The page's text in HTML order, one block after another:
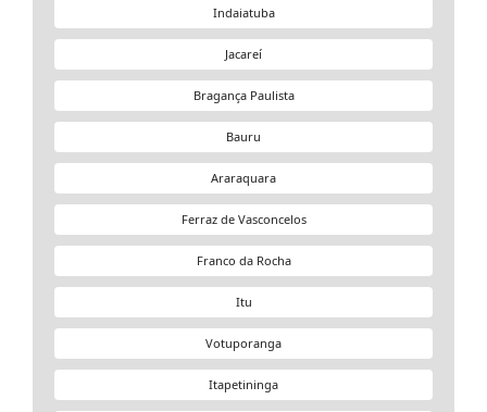
Indaiatuba
Jacareí
Bragança Paulista
Bauru
Araraquara
Ferraz de Vasconcelos
Franco da Rocha
Itu
Votuporanga
Itapetininga